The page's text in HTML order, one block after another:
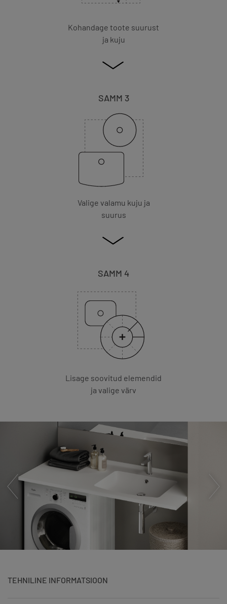
Kohandage toote suurust
ja kuju
SAMM 3
Valige valamu kuju ja
suurus
SAMM 4
Lisage soovitud elemendid
ja valige värv
TEHNILINE INFORMATSIOON